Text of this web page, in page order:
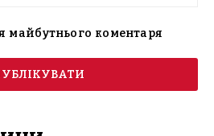
майбутнього коментаря